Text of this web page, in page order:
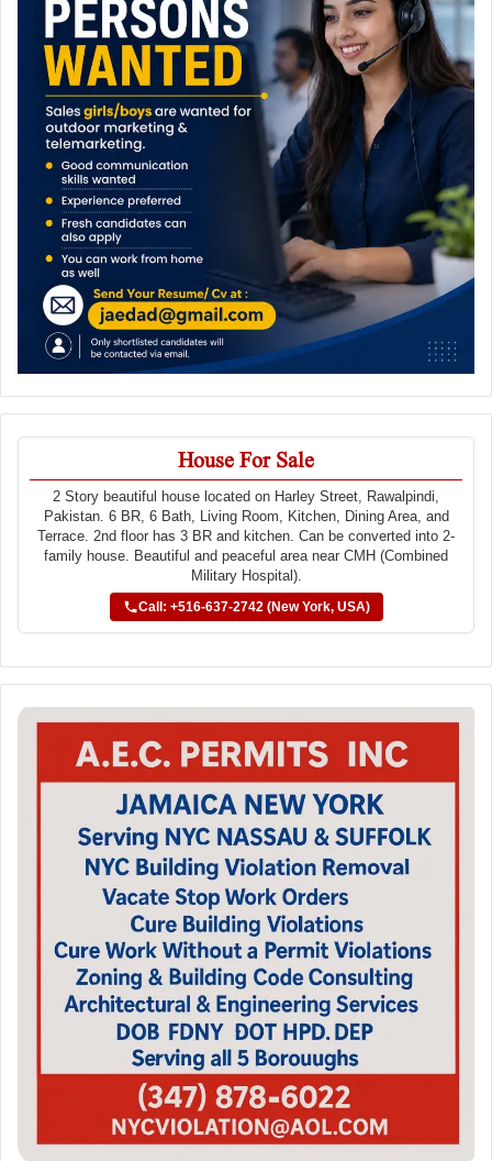
House For Sale
2 Story beautiful house located on Harley Street, Rawalpindi,
Pakistan. 6 BR, 6 Bath, Living Room, Kitchen, Dining Area, and
Terrace. 2nd floor has 3 BR and kitchen. Can be converted into 2-
family house. Beautiful and peaceful area near CMH (Combined
Military Hospital).
Call: +516-637-2742 (New York, USA)